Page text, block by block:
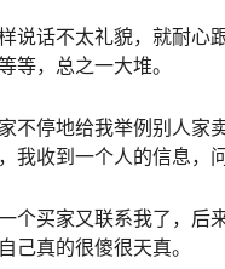
说话不太礼貌，就耐心
等，总之一大堆。
不停地给我举例别人家
我收到一个人的信息，
个买家又联系我了，后
己真的很傻很天真。